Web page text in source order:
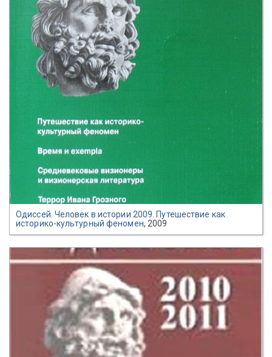
Одиссей. Человек в истории 2009. Путешествие как
историко-культурный феномен, 2009